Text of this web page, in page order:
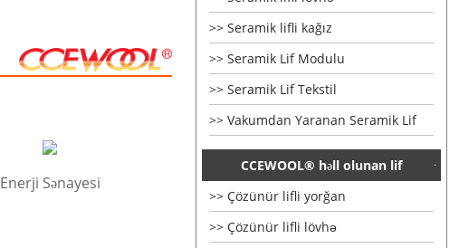
Seramik lifli kağız
Seramik Lif Modulu
Seramik Lif Tekstil
Vakumdan Yaranan Seramik Lif
CCEWOOL® həll olunan lif
Çözünür lifli yorğan
Çözünür lifli lövhə
Enerji Sənayesi